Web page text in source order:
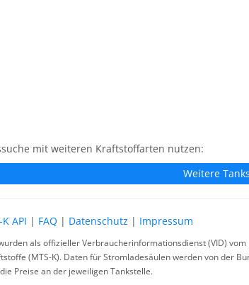
mit weiteren Kraftstoffarten nutzen:
Weitere
API | FAQ | Datenschutz | Impressum
als offizieller Verbraucherinformationsdienst (VID)
(MTS-K). Daten für Stromladesäulen werden von der
Preise an der jeweiligen Tankstelle.